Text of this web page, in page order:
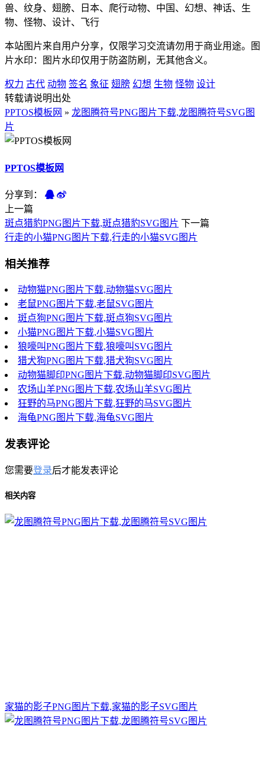
兽、纹身、翅膀、日本、爬行动物、中国、幻想、神话、生
物、怪物、设计、飞行
本站图片来自用户分享，仅限学习交流请勿用于商业用途。图
片水印：图片水印仅用于防盗防刷，无其他含义。
权力 古代 动物 签名 象征 翅膀 幻想 生物 怪物 设计
转载请说明出处
PPTOS模板网 » 龙图腾符号PNG图片下载,龙图腾符号SVG图
片
PPTOS模板网
分享到：
上一篇
斑点猎豹PNG图片下载,斑点猎豹SVG图片 下一篇
行走的小猫PNG图片下载,行走的小猫SVG图片
相关推荐
动物猫PNG图片下载,动物猫SVG图片
老鼠PNG图片下载,老鼠SVG图片
斑点狗PNG图片下载,斑点狗SVG图片
小猫PNG图片下载,小猫SVG图片
狼嚎叫PNG图片下载,狼嚎叫SVG图片
猎犬狗PNG图片下载,猎犬狗SVG图片
动物猫脚印PNG图片下载,动物猫脚印SVG图片
农场山羊PNG图片下载,农场山羊SVG图片
狂野的马PNG图片下载,狂野的马SVG图片
海龟PNG图片下载,海龟SVG图片
发表评论
您需要登录后才能发表评论
相关内容
家猫的影子PNG图片下载,家猫的影子SVG图片